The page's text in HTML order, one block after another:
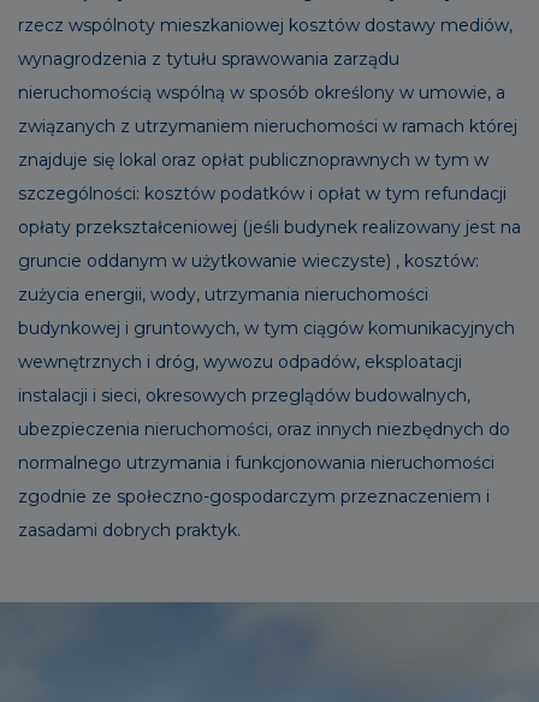
rzecz wspólnoty mieszkaniowej kosztów dostawy mediów,
wynagrodzenia z tytułu sprawowania zarządu
nieruchomością wspólną w sposób określony w umowie, a
związanych z utrzymaniem nieruchomości w ramach której
znajduje się lokal oraz opłat publicznoprawnych w tym w
szczególności: kosztów podatków i opłat w tym refundacji
opłaty przekształceniowej (jeśli budynek realizowany jest na
gruncie oddanym w użytkowanie wieczyste) , kosztów:
zużycia energii, wody, utrzymania nieruchomości
budynkowej i gruntowych, w tym ciągów komunikacyjnych
wewnętrznych i dróg, wywozu odpadów, eksploatacji
instalacji i sieci, okresowych przeglądów budowalnych,
ubezpieczenia nieruchomości, oraz innych niezbędnych do
normalnego utrzymania i funkcjonowania nieruchomości
zgodnie ze społeczno-gospodarczym przeznaczeniem i
zasadami dobrych praktyk.